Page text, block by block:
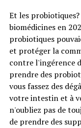
Et les
biomédicines en
probiotiques
et protéger la
contre l'ingérence
prendre des
vous fassez des
votre intestin et à
n'oubliez pas de
de prendre des